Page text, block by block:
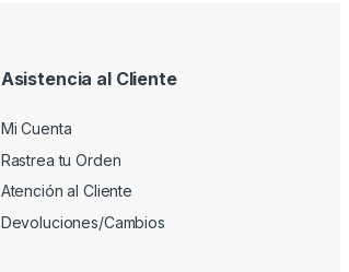
Asistencia al Cliente
Mi Cuenta
Rastrea tu Orden
Atención al Cliente
Devoluciones/Cambios